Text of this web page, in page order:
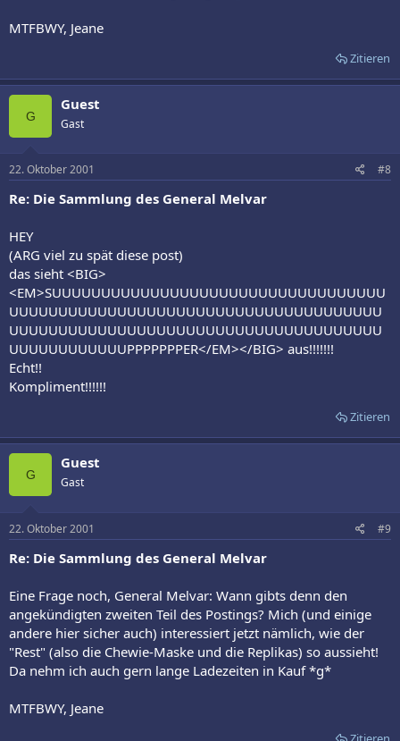
MTFBWY, Jeane
Zitieren
G
Guest
Gast
22. Oktober 2001 #8
Re: Die Sammlung des General Melvar
HEY
(ARG viel zu spät diese post)
das sieht <BIG>
<EM>SUUUUUUUUUUUUUUUUUUUUUUUUUUUUUUUUUU
UUUUUUUUUUUUUUUUUUUUUUUUUUUUUUUUUUUUUU
UUUUUUUUUUUUUUUUUUUUUUUUUUUUUUUUUUUUUU
UUUUUUUUUUUUPPPPPPPER</EM></BIG> aus!!!!!!!
Echt!!
Kompliment!!!!!!
Zitieren
G
Guest
Gast
22. Oktober 2001 #9
Re: Die Sammlung des General Melvar
Eine Frage noch, General Melvar: Wann gibts denn den
angekündigten zweiten Teil des Postings? Mich (und einige
andere hier sicher auch) interessiert jetzt nämlich, wie der
"Rest" (also die Chewie-Maske und die Replikas) so aussieht!
Da nehm ich auch gern lange Ladezeiten in Kauf *g*
MTFBWY, Jeane